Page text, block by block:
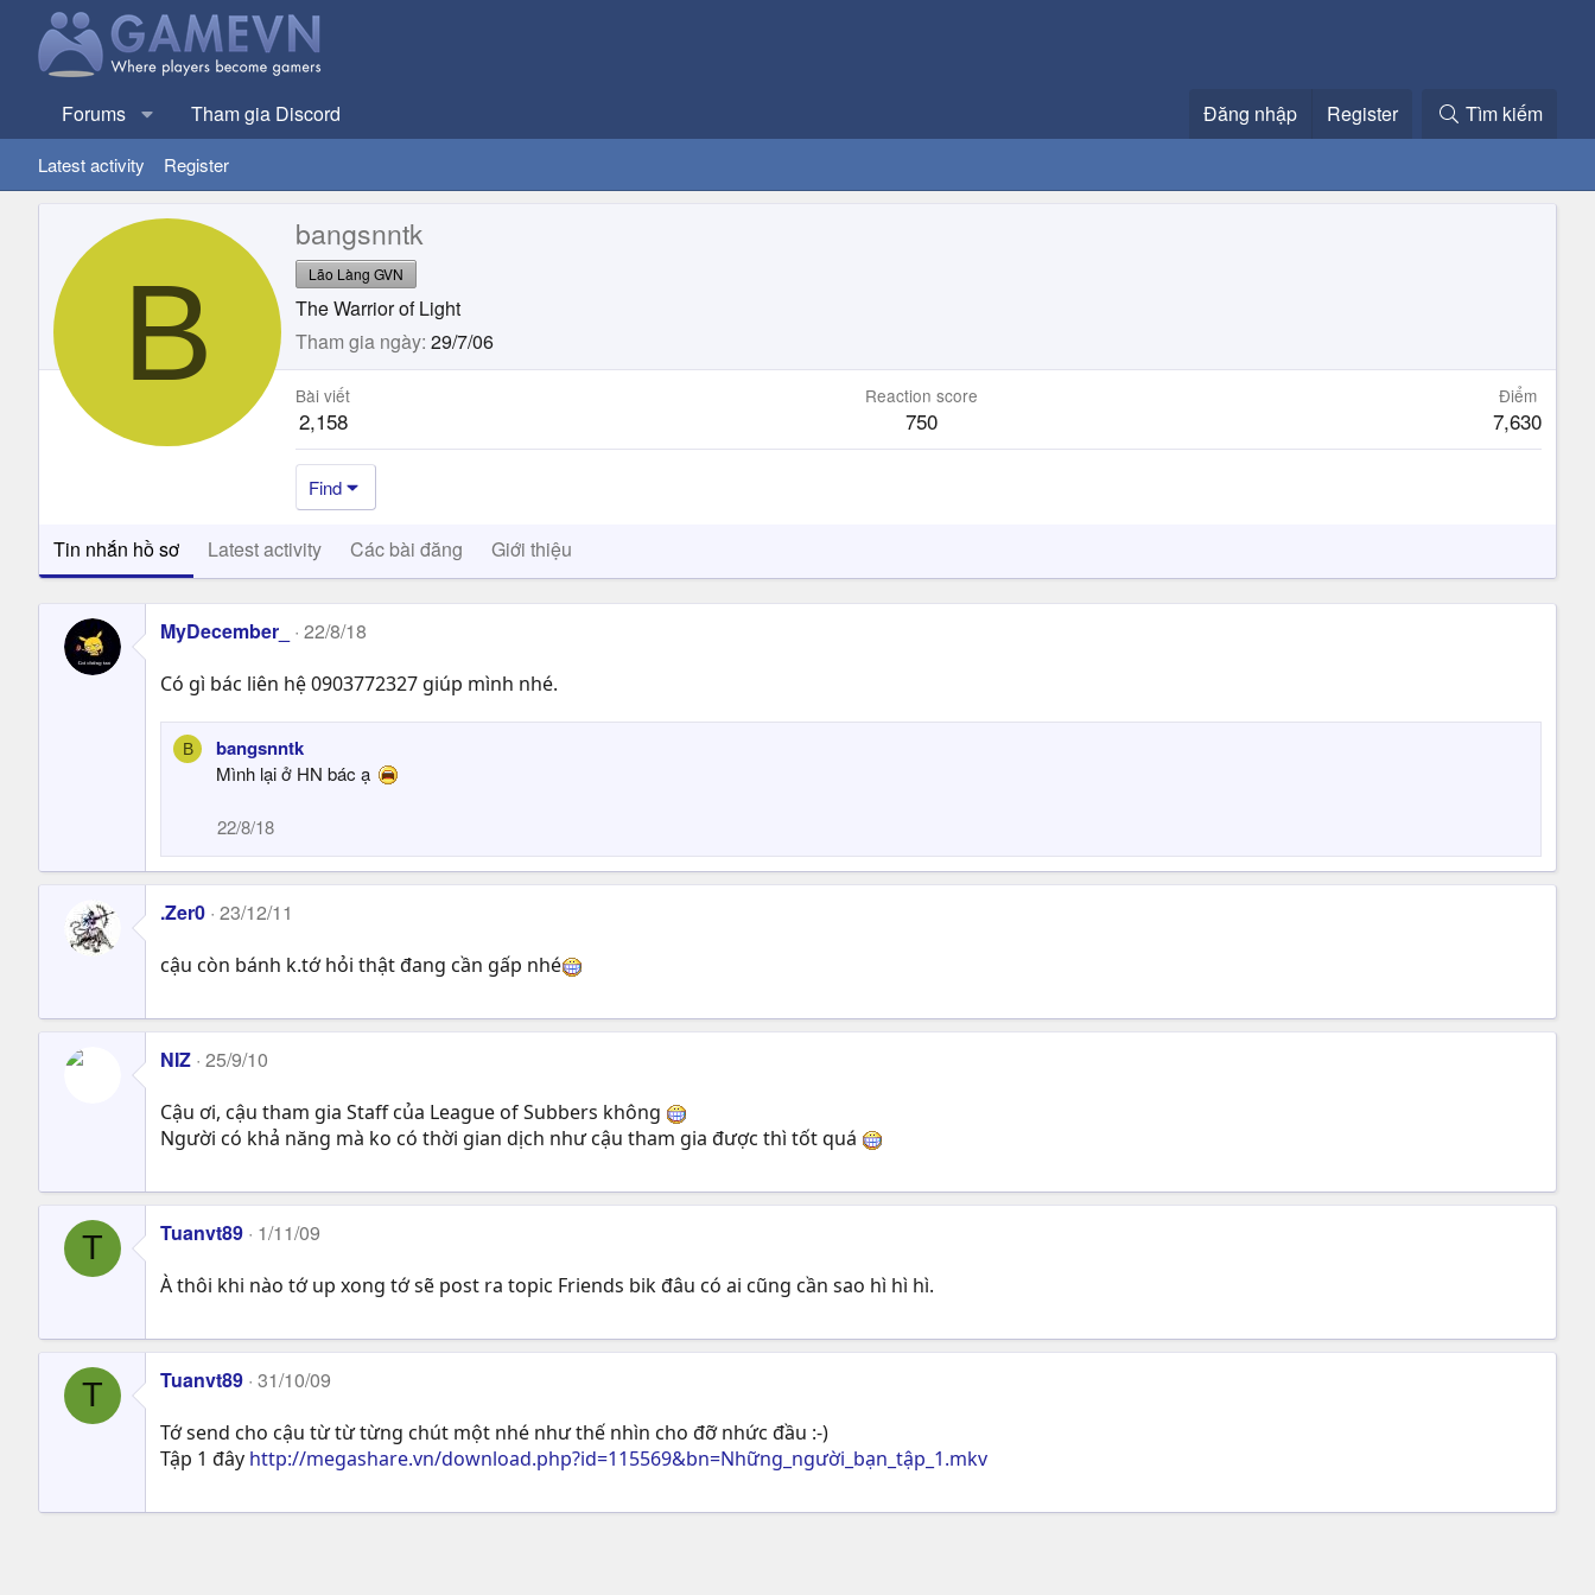
Forums Tham gia Discord Đăng nhập Register Tìm kiếm
Latest activity Register
B
bangsnntk
Lão Làng GVN
The Warrior of Light
Tham gia ngày 29/7/06
Bài viết
2,158
Reaction score
750
Điểm
7,630
Find
Tin nhắn hồ sơ Latest activity Các bài đăng Giới thiệu
MyDecember_ 22/8/18
Có gì bác liên hệ 0903772327 giúp mình nhé.
B bangsnntk
Mình lại ở HN bác ạ
22/8/18
.Zer0 23/12/11
cậu còn bánh k.tớ hỏi thật đang cần gấp nhé
NIZ 25/9/10
Cậu ơi, cậu tham gia Staff của League of Subbers không
Người có khả năng mà ko có thời gian dịch như cậu tham gia được thì tốt quá
T Tuanvt89 1/11/09
À thôi khi nào tớ up xong tớ sẽ post ra topic Friends bik đâu có ai cũng cần sao hì hì hì.
T Tuanvt89 31/10/09
Tớ send cho cậu từ từ từng chút một nhé như thế nhìn cho đỡ nhức đầu :-)
Tập 1 đây http://megashare.vn/download.php?id=115569&bn=Những_người_bạn_tập_1.mkv